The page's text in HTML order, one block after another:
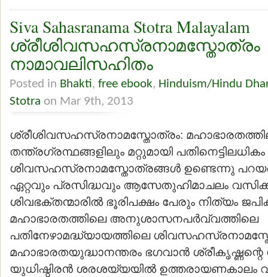
Siva Sahasranama Stotra Malayalam
ശ്രീശിവസഹസ്രനാമസ്തോത്രം
നാമാവലിസഹിതം
Posted in Bhakti, free ebook, Hinduism/Hindu
Stotra on Mar 9th, 2013
ശ്രീശിവസഹസ്രനാമസ്തോത്രം:
തന്ത്രഗ്രന്ഥങ്ങളിലും മറ്റുമായി പതിനെട്ടിലധികം
ശിവസഹസ്രനാമസ്തോത്രങ്ങള്‍ ഉണ്ടെന്നു
ഏറ്റവും പ്രസിദ്ധവും ആസേതുഹിമാചലം
ശിവഭക്തന്മാരില്‍ ഭൂരിപക്ഷം പേരും നിത്യം
മഹാഭാരതത്തിലെ അനുശാസനപര്‍വ്വത്തിലെ
പതിനേഴാമദ്ധ്യായത്തിലെ
മഹാഭാരതയുദ്ധാനന്തരം ഭഗവാന്‍ ശ്രീകൃഷ്ണന്റെ
യുധിഷ്ഠിരന്‍ ശരശയ്യയില്‍ ഉത്തരായണകാലം